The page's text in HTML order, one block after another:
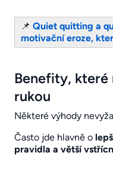
📌 Quiet quitting a
motivační eroze,
Benefity, které
rukou
Některé výhody
Často jde hlavně o
pravidla a větší